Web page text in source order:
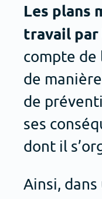
Les plans
travail par
compte de
de
de
ses
dont il
Ainsi,